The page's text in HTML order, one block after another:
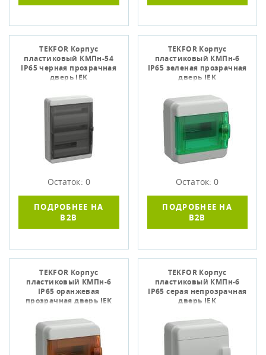
TEKFOR Корпус
пластиковый КМПн-54
IP65 черная прозрачная
дверь IEK
Остаток: 0
ПОДРОБНЕЕ НА
B2B
TEKFOR Корпус
пластиковый КМПн-6
IP65 зеленая прозрачная
дверь IEK
Остаток: 0
ПОДРОБНЕЕ НА
B2B
TEKFOR Корпус
пластиковый КМПн-6
IP65 оранжевая
прозрачная дверь IEK
TEKFOR Корпус
пластиковый КМПн-6
IP65 серая непрозрачная
дверь IEK